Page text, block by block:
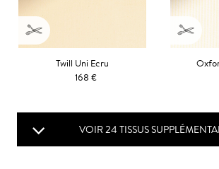
Twill Uni Ecru
168 €
VOIR 24 TISSUS